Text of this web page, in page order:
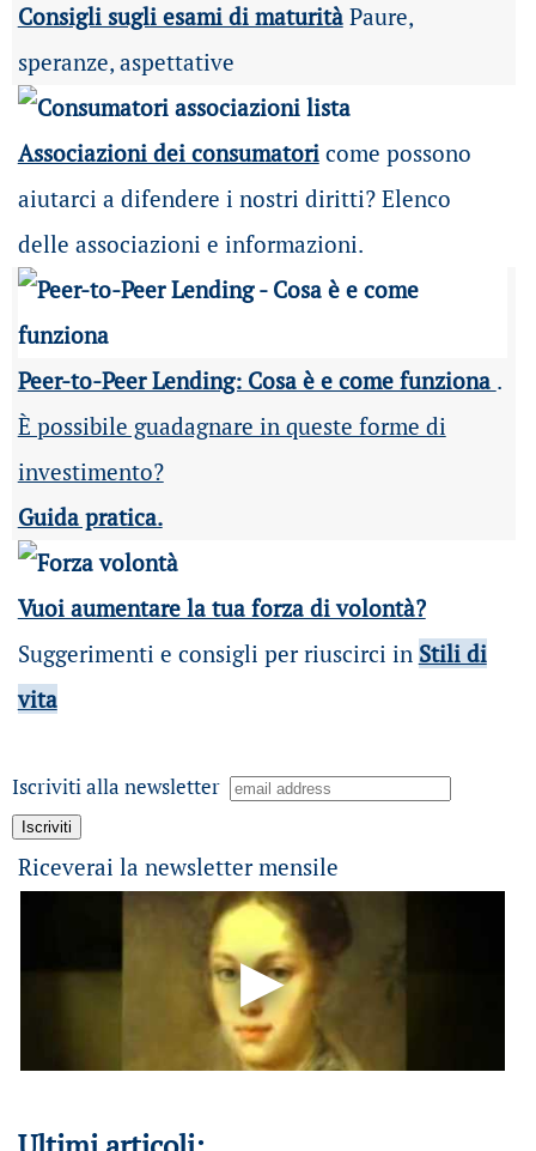
Consigli sugli esami di maturità Paure,
speranze, aspettative
Associazioni dei consumatoricome possono
aiutarci a difendere i nostri diritti? Elenco
delle associazioni e informazioni.
Peer-to-Peer Lending: Cosa è e come funziona .
È possibile guadagnare in queste forme di
investimento?
Guida pratica.
Vuoi aumentare la tua forza di volontà?
Suggerimenti e consigli per riuscirci in Stili di
vita
Iscriviti alla newsletter
Riceverai la newsletter mensile